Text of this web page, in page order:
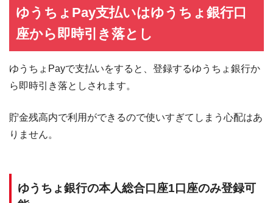
ゆうちょPay支払いはゆうちょ銀行口
座から即時引き落とし
ゆうちょPayで支払いをすると、登録するゆうちょ銀行か
ら即時引き落としされます。
貯金残高内で利用ができるので使いすぎてしまう心配はあ
りません。
ゆうちょ銀行の本人総合口座1口座のみ登録可